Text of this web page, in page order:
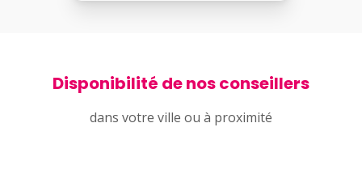
Disponibilité de nos conseillers
dans votre ville ou à proximité